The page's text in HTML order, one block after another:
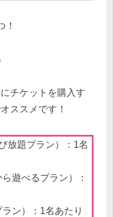
！
チケットを購入す
ススメです！
放題プラン）：1名
遊べるプラン）：
ン）：1名あたり